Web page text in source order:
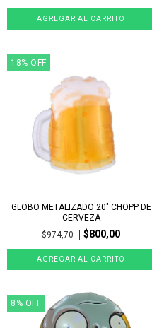
18% OFF
GLOBO METALIZADO 20" CHOPP DE
CERVEZA
$974,70
$800,00
8 % OFF